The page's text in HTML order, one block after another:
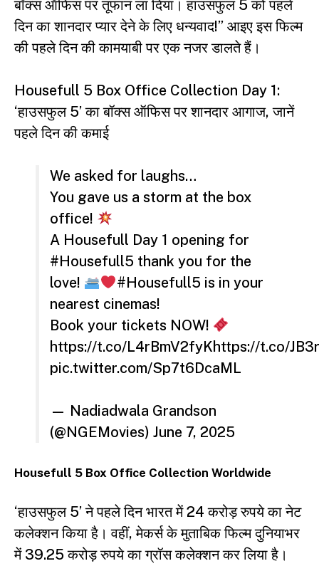
बॉक्स ऑफिस पर तूफान ला दिया। हाउसफुल 5 को पहले
दिन का शानदार प्यार देने के लिए धन्यवाद!” आइए इस फिल्म
की पहले दिन की कामयाबी पर एक नजर डालते हैं।
Housefull 5 Box Office Collection Day 1:
‘हाउसफुल 5’ का बॉक्स ऑफिस पर शानदार आगाज, जानें
पहले दिन की कमाई
We asked for laughs…
You gave us a storm at the box
office!
A Housefull Day 1 opening for
#Housefull5 thank you for the
love!
#Housefull5 is in your
nearest cinemas!
Book your tickets NOW!
https://t.co/L4rBmV2fyKhttps://t.co/
pic.twitter.com/Sp7t6DcaML
— Nadiadwala Grandson
(@NGEMovies) June 7, 2025
Housefull 5 Box Office Collection Worldwide
‘हाउसफुल 5’ ने पहले दिन भारत में 24 करोड़ रुपये का नेट
कलेक्शन किया है। वहीं, मेकर्स के मुताबिक फिल्म दुनियाभर
में 39.25 करोड़ रुपये का ग्रॉस कलेक्शन कर लिया है।